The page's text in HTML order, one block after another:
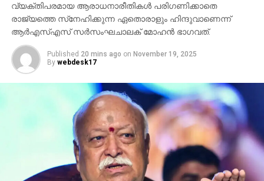
വ്യക്തിപരമായ ആരാധനാരീതികള്‍ പരിഗണിക്കാതെ
രാജ്യത്തെ സ്‌നേഹിക്കുന്ന ഏതൊരാളും ഹിന്ദുവാണെന്ന്
ആര്‍എസ്എസ് സര്‍സംഘചാലക് മോഹന്‍ ഭാഗവത്.
Published 20 mins ago on November 19, 2025
By webdesk17